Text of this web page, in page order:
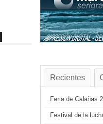
Recientes
Feria de Calañas
Festival de la